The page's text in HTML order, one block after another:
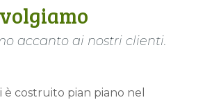
accanto ai nostri clienti.
è costruito pian piano nel